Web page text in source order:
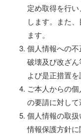
定め取得を行
します。また
ます。
個人情報への不
破壊及び改ざ
よび是正措置を
ご本人からの
の要請に対して
個人情報の取
情報保護方針